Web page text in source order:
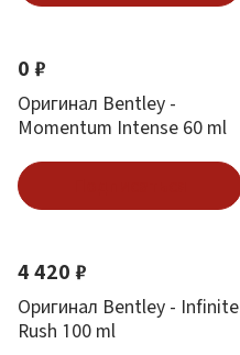
0 ₽
Оригинал Bentley -
Momentum Intense 60 ml
4 420 ₽
Оригинал Bentley - Infinite
Rush 100 ml